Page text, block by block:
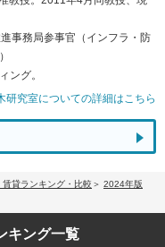
事務局参事官（インフラ・防
ング。
究室についての詳細はこちら
貸ランキング・比較
2024年版
キング一覧